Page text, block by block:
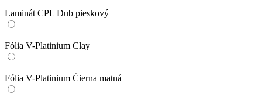
Laminát CPL Dub pieskový
Fólia V-Platinium Clay
Fólia V-Platinium Čierna matná